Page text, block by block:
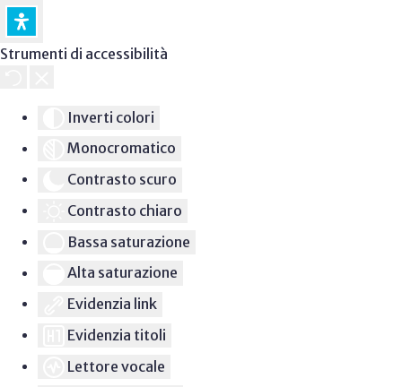
Strumenti di accessibilità
Inverti colori
Monocromatico
Contrasto scuro
Contrasto chiaro
Bassa saturazione
Alta saturazione
Evidenzia link
Evidenzia titoli
Lettore vocale